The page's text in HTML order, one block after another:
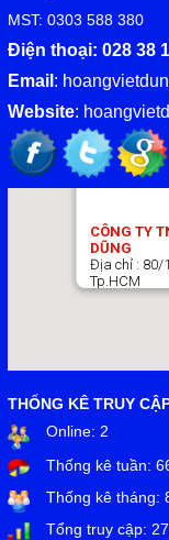
MST: 0303 588 380
Điện thoại: 028 38
Email :
Website:
CÔNG TY
DŨNG
Địa chỉ : 80/
Tp.HCM
Điện thoại:
THỐNG KÊ TRUY
Online: 2
Thống kê tuần:
Thống kê tháng:
Tổng truy cập: